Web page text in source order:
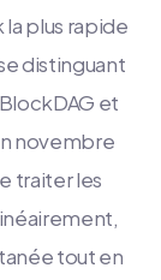
plus rapide
distinguant
et
novembre
traiter les
tout en